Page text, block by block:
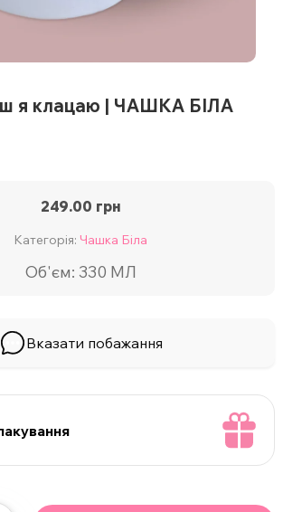
я клацаю | ЧАШКА БІЛА
249.00 грн
Категорія: Чашка Біла
Об'єм: 330 МЛ
Вказати побажання